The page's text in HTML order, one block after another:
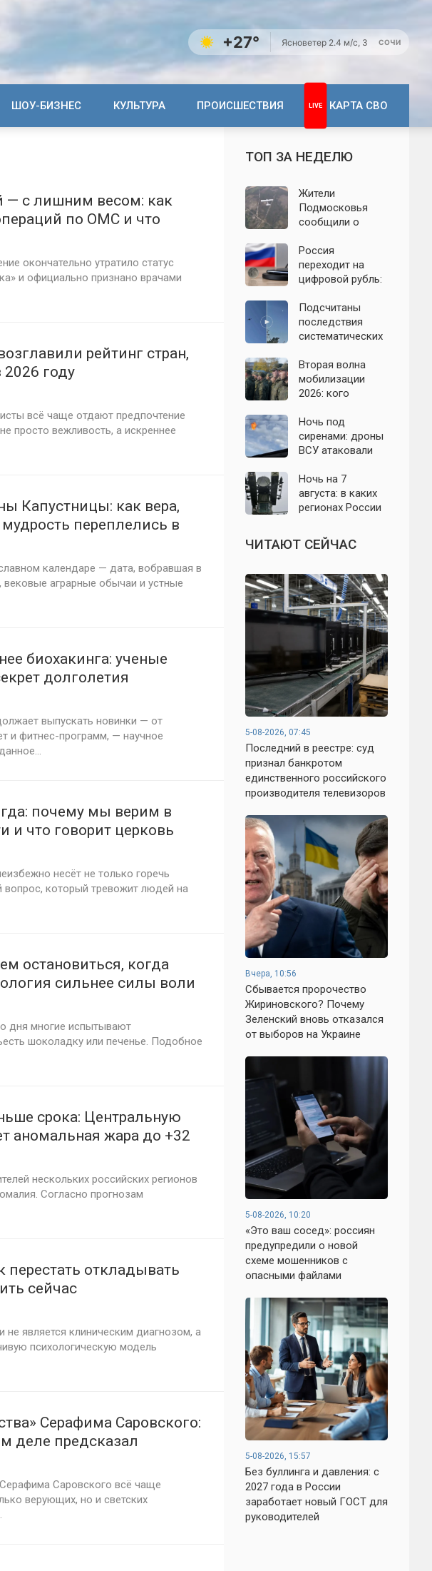
+27° Ясноветер 2.4 м/с, З СОЧИ
ШОУ-БИЗНЕС КУЛЬТУРА ПРОИСШЕСТВИЯ КАРТА СВО
— с лишним весом: как
по ОМС и что
окончательно утратило статус
и официально признано врачами
рейтинг стран,
2026 году
всё чаще отдают предпочтение
просто вежливость, а искреннее
Капустницы: как вера,
переплелись в
календаре — дата, вобравшая в
вековые аграрные обычаи и устные
биохакинга: ученые
долголетия
выпускать новинки — от
и фитнес-программ, — научное
почему мы верим в
и что говорит церковь
несёт не только горечь
вопрос, который тревожит людей на
остановиться, когда
сильнее силы воли
дня многие испытывают
шоколадку или печенье. Подобное
срока: Центральную
аномальная жара до +32
нескольких российских регионов
Согласно прогнозам
перестать откладывать
сейчас
является клиническим диагнозом, а
психологическую модель
Серафима Саровского:
деле предсказал
Саровского всё чаще
верующих, но и светских
ТОП ЗА НЕДЕЛЮ
Жители
Подмосковья
сообщили о
обнародованы
подробности о
налёте
августа
Россия
переходит на
цифровой рубль:
систему сравнили
с моделью СССР
Подсчитаны
последствия
систематических
Ленинградскую
область: что
известно к 7
Вторая волна
мобилизации
2026: кого
ли реальные
признаки
Ночь под
сиренами: дроны
ВСУ атаковали
Евпаторию и
район Сакской
ТЭС
Ночь на 7
августа: в каких
регионах России
атаки БПЛА и
какие аэропорты
ограничения
ЧИТАЮТ СЕЙЧАС
5-08-2026, 07:45
Последний в реестре: суд
признал банкротом
единственного российского
производителя телевизоров
Вчера, 10:56
Сбывается пророчество
Жириновского? Почему
Зеленский вновь отказался
от выборов на Украине
5-08-2026, 10:20
«Это ваш сосед»: россиян
предупредили о новой
схеме мошенников с
опасными файлами
5-08-2026, 15:57
Без буллинга и давления: с
2027 года в России
заработает новый ГОСТ для
руководителей